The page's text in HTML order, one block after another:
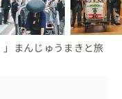
まんじゅうまきと旅